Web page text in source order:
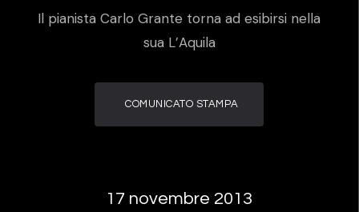
Il pianista Carlo Grante torna ad esibirsi nella
sua L’Aquila
COMUNICATO STAMPA
17 novembre 2013